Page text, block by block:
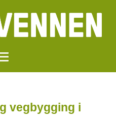
vegbygging i